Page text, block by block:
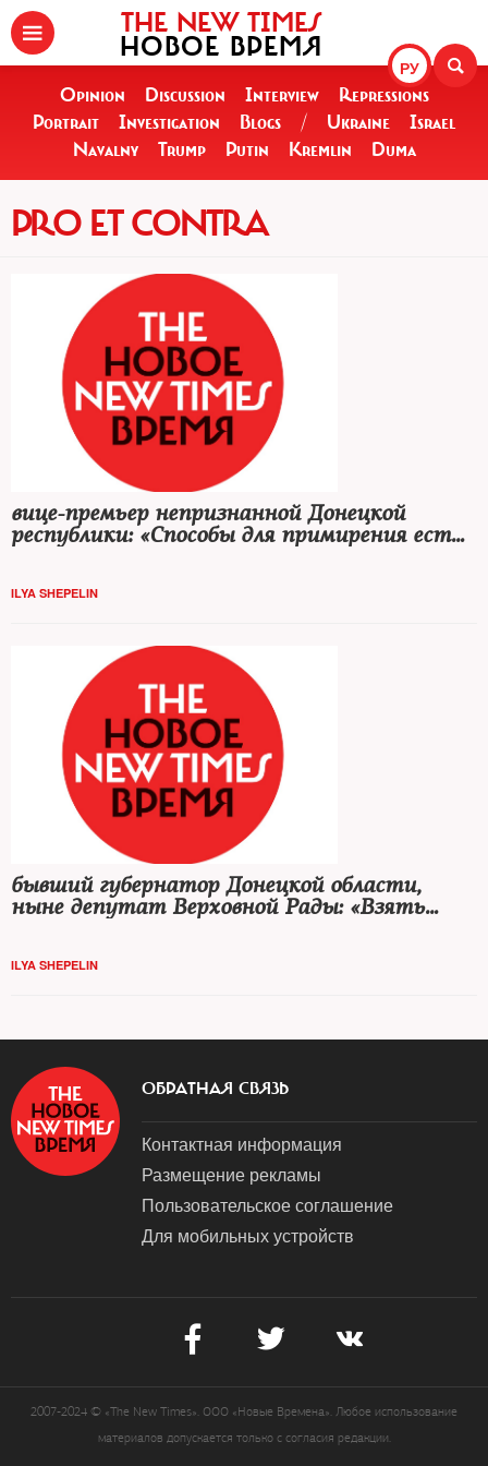
РУ
THE NEW TIMES
НОВОЕ ВРЕМЯ
Opinion Discussion Interview
Repressions
Portrait
Investigation Blogs / Ukraine
Israel
Navalny
Trump Putin Kremlin Duma
PRO ET CONTRA
вице-премьер непризнанной Донецкой
республики: «Способы для примирения есть.
ILYA SHEPELIN
бывший губернатор Донецкой области,
ныне депутат Верховной Рады: «Взять
ILYA SHEPELIN
ОБРАТНАЯ СВЯЗЬ
Контактная информация
Размещение рекламы
Пользовательское соглашение
Для мобильных устройств
2007-2024 © «The New Times». ООО «Новые Времена». Любое использование
материалов допускается только с согласия редакции.